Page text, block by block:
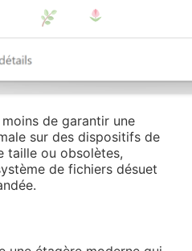
de garantir une
sur des dispositifs de
taille ou obsolètes,
de fichiers désuet